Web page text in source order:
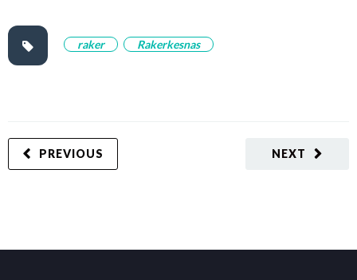
raker Rakerkesnas
NEXT
PREVIOUS